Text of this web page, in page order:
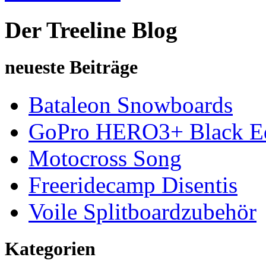
Der Treeline Blog
neueste Beiträge
Bataleon Snowboards
GoPro HERO3+ Black
Motocross Song
Freeridecamp Disentis
Voile Splitboardzubehör
Kategorien